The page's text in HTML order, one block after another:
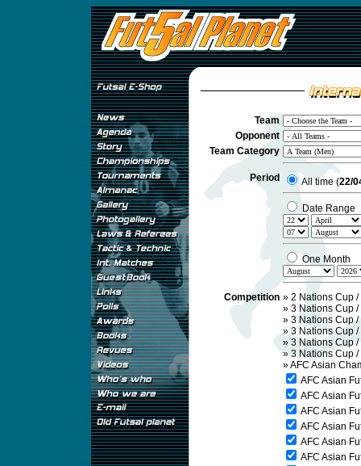
Team
Opponent
Team Category
Period All time (22/
Date Range
One Month
Competition » 2 Nations Cup
» 3 Nations Cup
» 3 Nations Cup
» 3 Nations Cup
» 3 Nations Cup
»3 Nations Cup
»AFC Asian
AFC Asian
AFC Asian
AFC Asian
AFC Asian
AFC Asian
AFC Asian